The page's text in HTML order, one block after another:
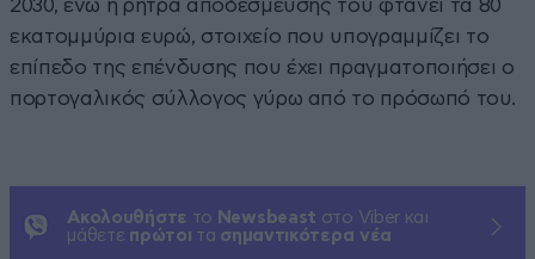
2030, ενώ η ρήτρα αποδέσμευσής του φτάνει τα 80
εκατομμύρια ευρώ, στοιχείο που υπογραμμίζει το
επίπεδο της επένδυσης που έχει πραγματοποιήσει ο
πορτογαλικός σύλλογος γύρω από το πρόσωπό του.
Ακολουθήστε το Newsbeast στο Viber και
μάθετε πρώτοι τα σημαντικότερα νέα